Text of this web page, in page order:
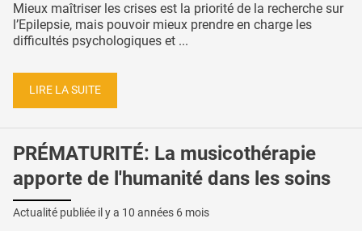
Mieux maîtriser les crises est la priorité de la recherche sur
l’Epilepsie, mais pouvoir mieux prendre en charge les
difficultés psychologiques et ...
LIRE LA SUITE
PRÉMATURITÉ: La musicothérapie
apporte de l'humanité dans les soins
Actualité publiée il y a 10 années 6 mois